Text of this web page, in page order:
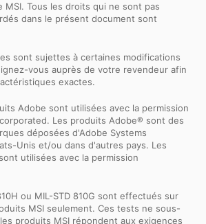
MSI. Tous les droits qui ne sont pas
dans le présent document sont
sont sujettes à certaines modifications
vous auprès de votre revendeur afin
exactes.
Adobe sont utilisées avec la permission
Les produits Adobe® sont des
déposées d'Adobe Systems
Unis et/ou dans d'autres pays. Les
utilisées avec la permission
ou MIL-STD 810G sont effectués sur
MSI seulement. Ces tests ne sous-
produits MSI répondent aux exigences